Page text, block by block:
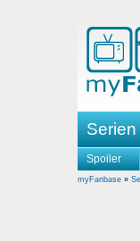
Serien
Spoiler
myFanbase »